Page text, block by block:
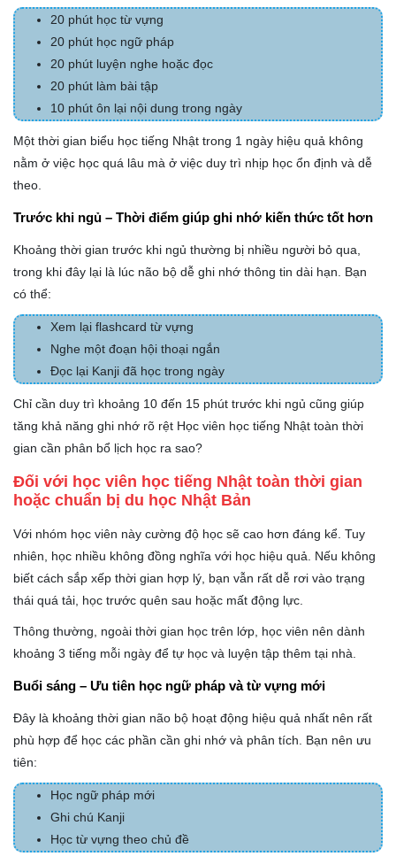
20 phút học từ vựng
20 phút học ngữ pháp
20 phút luyện nghe hoặc đọc
20 phút làm bài tập
10 phút ôn lại nội dung trong ngày
Một thời gian biểu học tiếng Nhật trong 1 ngày hiệu quả không
nằm ở việc học quá lâu mà ở việc duy trì nhịp học ổn định và dễ
theo.
Trước khi ngủ – Thời điểm giúp ghi nhớ kiến thức tốt hơn
Khoảng thời gian trước khi ngủ thường bị nhiều người bỏ qua,
trong khi đây lại là lúc não bộ dễ ghi nhớ thông tin dài hạn. Bạn
có thể:
Xem lại flashcard từ vựng
Nghe một đoạn hội thoại ngắn
Đọc lại Kanji đã học trong ngày
Chỉ cần duy trì khoảng 10 đến 15 phút trước khi ngủ cũng giúp
tăng khả năng ghi nhớ rõ rệt Học viên học tiếng Nhật toàn thời
gian cần phân bổ lịch học ra sao?
Đối với học viên học tiếng Nhật toàn thời gian
hoặc chuẩn bị du học Nhật Bản
Với nhóm học viên này cường độ học sẽ cao hơn đáng kể. Tuy
nhiên, học nhiều không đồng nghĩa với học hiệu quả. Nếu không
biết cách sắp xếp thời gian hợp lý, bạn vẫn rất dễ rơi vào trạng
thái quá tải, học trước quên sau hoặc mất động lực.
Thông thường, ngoài thời gian học trên lớp, học viên nên dành
khoảng 3 tiếng mỗi ngày để tự học và luyện tập thêm tại nhà.
Buổi sáng – Ưu tiên học ngữ pháp và từ vựng mới
Đây là khoảng thời gian não bộ hoạt động hiệu quả nhất nên rất
phù hợp để học các phần cần ghi nhớ và phân tích. Bạn nên ưu
tiên:
Học ngữ pháp mới
Ghi chú Kanji
Học từ vựng theo chủ đề